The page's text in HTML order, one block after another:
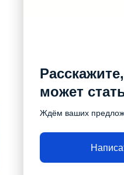
может
Ждём ваших